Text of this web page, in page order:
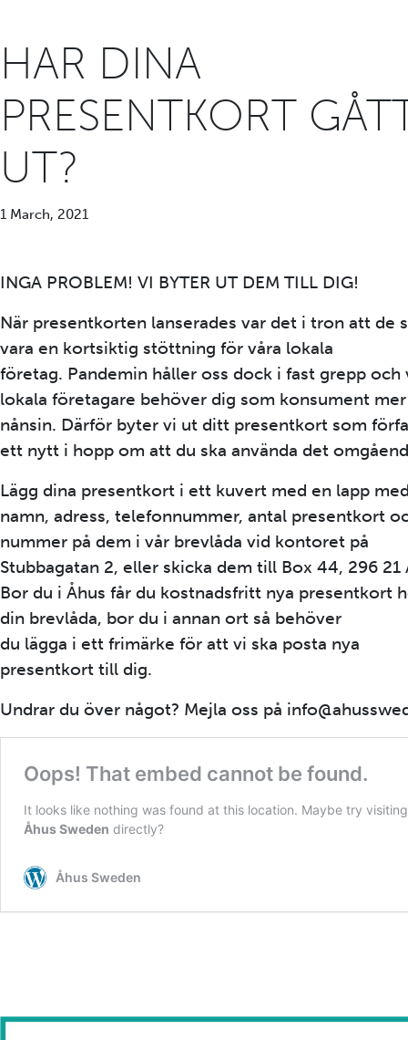
HAR DINA
PRESENTKORT
UT?
1 March, 2021
INGA PROBLEM! VI BYTER UT DEM TILL DIG!
När presentkorten lanserades var det i tron att de
vara en kortsiktig stöttning för våra lokala
företag. Pandemin håller oss dock i fast grepp och
lokala företagare behöver dig som konsument
nånsin. Därför byter vi ut ditt presentkort som
ett nytt i hopp om att du ska använda det
Lägg dina presentkort i ett kuvert med en lapp
namn, adress, telefonnummer, antal presentkort
nummer på dem i vår brevlåda vid kontoret på
Stubbagatan 2, eller skicka dem till Box 44, 296 21
Bor du i Åhus får du kostnadsfritt nya presentkort
din brevlåda, bor du i annan ort så behöver
du lägga i ett frimärke för att vi ska posta nya
presentkort till dig.
Undrar du över något? Mejla oss på